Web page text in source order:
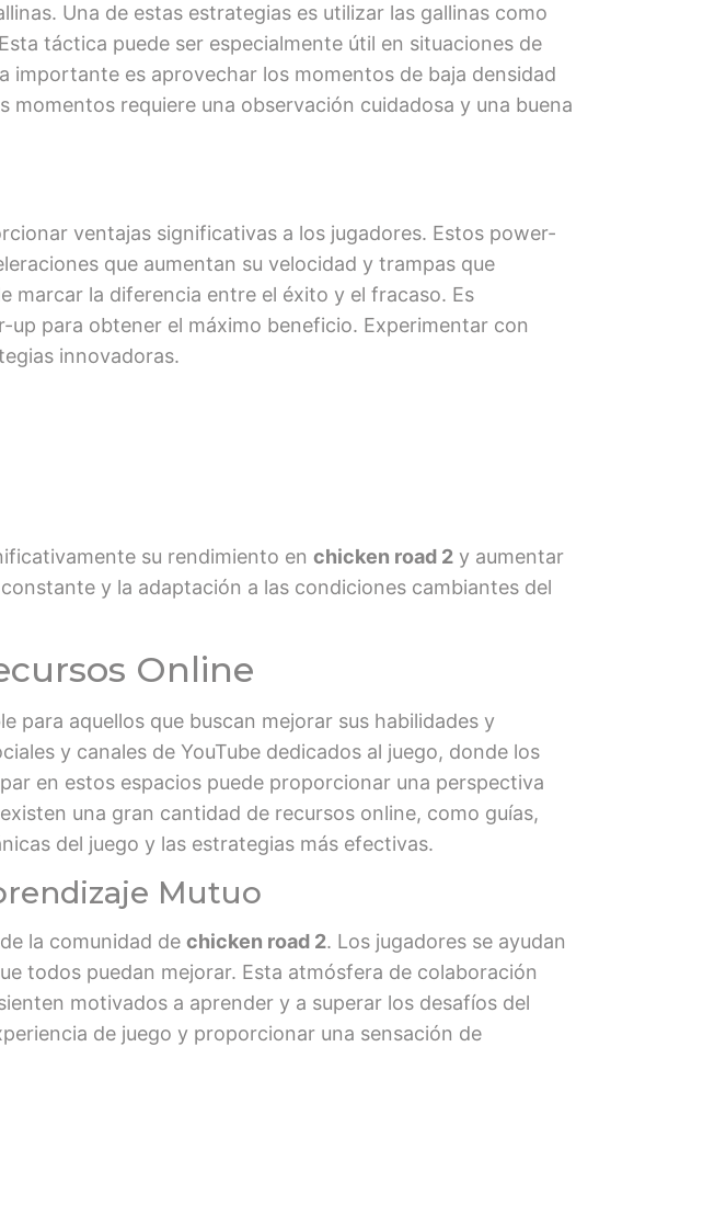
Una de estas estrategias es utilizar las gallinas como
táctica puede ser especialmente útil en situaciones de
importante es aprovechar los momentos de baja densidad
requiere una observación cuidadosa y una buena
ventajas significativas a los jugadores. Estos power-
que aumentan su velocidad y trampas que
marcar la diferencia entre el éxito y el fracaso. Es
para obtener el máximo beneficio. Experimentar con
innovadoras.
su rendimiento en chicken road 2 y aumentar
y la adaptación a las condiciones cambiantes del
Online
para aquellos que buscan mejorar sus habilidades y
y canales de YouTube dedicados al juego, donde los
en estos espacios puede proporcionar una perspectiva
una gran cantidad de recursos online, como guías,
del juego y las estrategias más efectivas.
Mutuo
la comunidad de chicken road 2. Los jugadores se ayudan
todos puedan mejorar. Esta atmósfera de colaboración
motivados a aprender y a superar los desafíos del
de juego y proporcionar una sensación de